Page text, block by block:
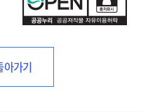
아가기